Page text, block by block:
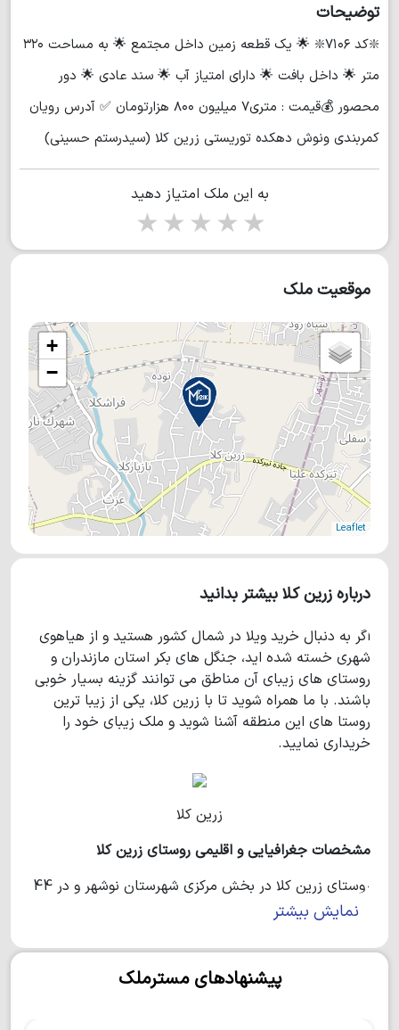
توضیحات
❇️کد ۷۱۰۶❇️ 🌟 یک قطعه زمین داخل مجتمع 🌟 به مساحت ۳۲۰
متر 🌟 داخل بافت 🌟 دارای امتیاز آب 🌟 سند عادی 🌟 دور
محصور 💰قیمت : متری۷ میلیون ۸۰۰ هزارتومان ✅ آدرس رویان
کمربندی ونوش دهکده توریستی زرین کلا (سیدرستم حسینی)
به این ملک امتیاز دهید
5 stars
4 stars
3 stars
2 stars
موقعیت ملک
+
−
Leaflet
درباره زرین کلا بیشتر بدانید
اگر به دنبال خرید ویلا در شمال کشور هستید و از هیاهوی
شهری خسته شده اید، جنگل های بکر استان مازندران و
روستای های زیبای آن مناطق می توانند گزینه بسیار خوبی
باشند. با ما همراه شوید تا با زرین کلا، یکی از زیبا ترین
روستا های این منطقه آشنا شوید و ملک زیبای خود را
خریداری نمایید.
زرین کلا
مشخصات جغرافیایی و اقلیمی روستای زرین کلا
روستای زرین کلا در بخش مرکزی شهرستان نوشهر و در 44
کیلومتری این شهرستان واقع شده است.
بنا به سرشماری سال 95 جمعیت این روستای حدود 500
نفر برآورد شده است و شغل اکثر مردمان این روستای زیبا
کشاورزی و شالیکاری است.
نمایش بیشتر
پیشنهادهای مسترملک